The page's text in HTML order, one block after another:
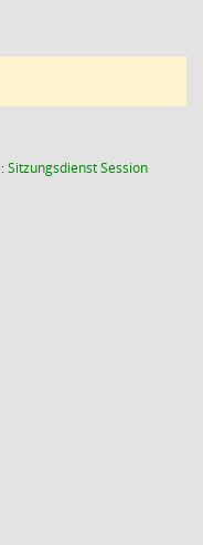
SitzungsdienstSession(Wird in